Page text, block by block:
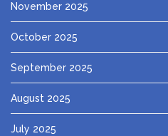
November 2025
October 2025
September 2025
August 2025
July 2025